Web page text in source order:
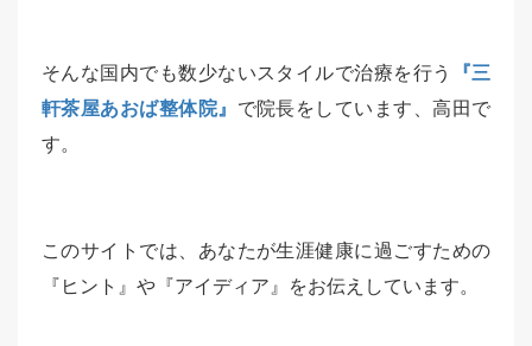
そんな国内でも数少ないスタイルで治療を行う
『三
軒茶屋あおば整体院』 で院長をしています、高田で
す。
このサイトでは、あなたが生涯健康に過ごすための
『ヒント』や『アイディア』をお伝えしています。